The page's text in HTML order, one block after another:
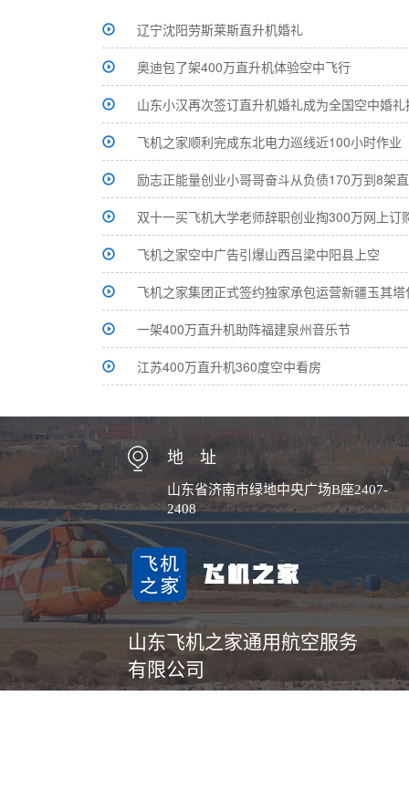
辽宁沈阳劳斯莱斯直升机婚礼
奥迪包了架400万直升机体验空中飞行
山东小汉再次签订直升机婚礼成为全国空中婚
飞机之家顺利完成东北电力巡线近100小时作业
励志正能量创业小哥哥奋斗从负债170万到8架
双十一买飞机大学老师辞职创业掏300万网上订
飞机之家空中广告引爆山西吕梁中阳县上空
飞机之家集团正式签约独家承包运营新疆玉其
一架400万直升机助阵福建泉州音乐节
江苏400万直升机360度空中看房
地 址
山东省济南市绿地中央广场B座2407-
2408
山东飞机之家通用航空服务
有限公司